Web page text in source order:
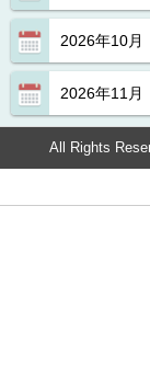
2026年10月
2026年11月
All Rights